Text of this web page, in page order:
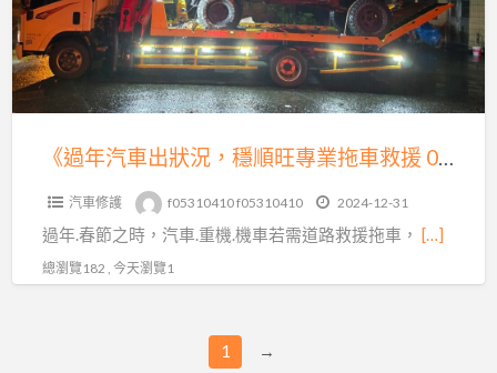
狀
況，
穩
順
《過年汽車出狀況，穩順旺專業拖車救援 0913177311，LINE 同號》
汽車修護 f05310410 f05310410 2024-12-31
過年.春節之時，汽車.重機.機車若需道路救援拖車， […]
總瀏覽182 , 今天瀏覽1
1 →